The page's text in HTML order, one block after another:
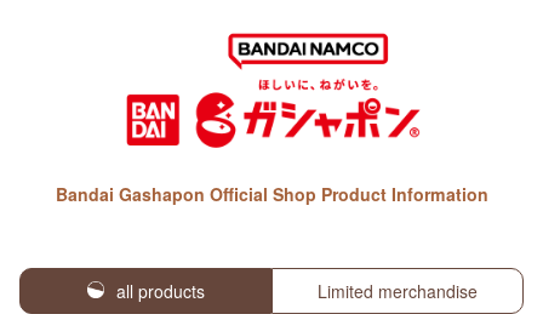
Bandai Gashapon Official Shop Product Information
all products Limited merchandise